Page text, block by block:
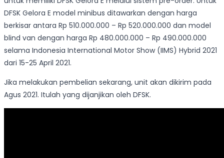
DFSK Gelora E model minibus ditawarkan dengan harga
berkisar antara Rp 510.000.000 – Rp 520.000.000 dan model
blind van dengan harga Rp 480.000.000 – Rp 490.000.000
selama Indonesia International Motor Show (IIMS) Hybrid 2021
dari 15-25 April 2021.
Jika melakukan pembelian sekarang, unit akan dikirim pada
Agus 2021. Itulah yang dijanjikan oleh DFSK.